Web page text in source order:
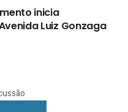
inicia
Luiz Gonzaga